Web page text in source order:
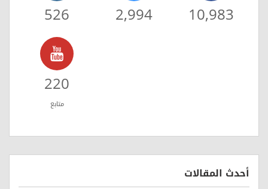
10,983
2,994
526
220
متابع
أحدث المقالات